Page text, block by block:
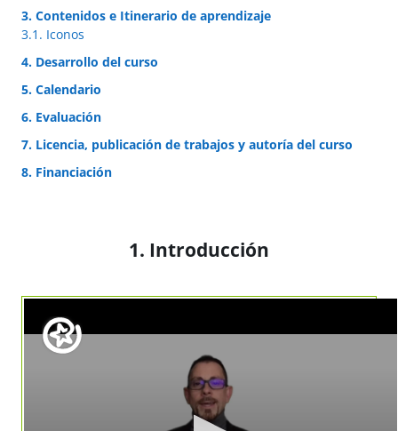
3. Contenidos e Itinerario de aprendizaje
3.1. Iconos
4. Desarrollo del curso
5. Calendario
6. Evaluación
7. Licencia, publicación de trabajos y autoría del curso
8. Financiación
1. Introducción